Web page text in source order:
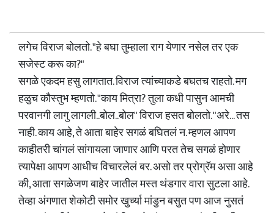
लगेच विराज बोलतो. "हे बघा तुम्हाला राग येणार नसेल तर एक
सजेस्ट करू का?"
सगळे एकदम हसु लागतात. विराज त्यांच्याकडे बघतच राहतो. मग
हळुच कौस्तुभ म्हणतो. "काय मित्रा? तुला कधी पासुन आमची
परवानगी लागु लागली..बोल..बोल" विराज हसत बोलतो. "अरे... तस
नाही. काय आहे, ते आता बाहेर सगळं बघितलं न. म्हणल आपण
काहीतरी चांगलं सांगायला जाणार आणि परत तेच सगळं होणार
त्यापेक्षा आपण आधीच विचारलेलं बर. असो तर प्रोग्रॅम असा आहे
की, आता सगळेजण बाहेर जातील मस्त थंडगार वारा सुटला आहे.
तेव्हा अंगणात शेकोटी समोर खुर्च्या मांडुन बसुत पण आज नुसतं